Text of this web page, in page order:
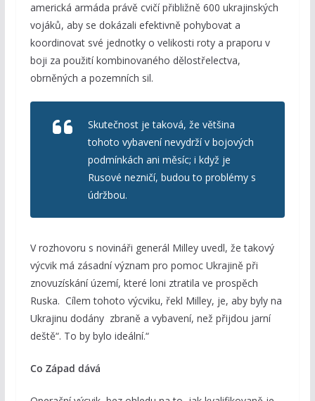
americká armáda právě cvičí přibližně 600 ukrajinských
vojáků, aby se dokázali efektivně pohybovat a
koordinovat své jednotky o velikosti roty a praporu v
boji za použití kombinovaného dělostřelectva,
obrněných a pozemních sil.
Skutečnost je taková, že většina
tohoto vybavení nevydrží v bojových
podmínkách ani měsíc; i když je
Rusové nezničí, budou to problémy s
údržbou.
V rozhovoru s novináři generál Milley uvedl, že takový
výcvik má zásadní význam pro pomoc Ukrajině při
znovuzískání území, které loni ztratila ve prospěch
Ruska. Cílem tohoto výcviku, řekl Milley, je, aby byly na
Ukrajinu dodány zbraně a vybavení, než přijdou jarní
deště“. To by bylo ideální.“
Co Západ dává